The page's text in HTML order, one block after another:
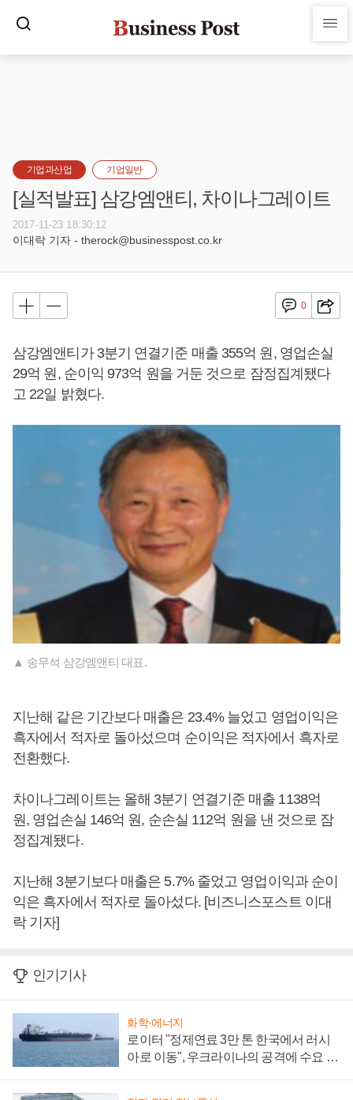
기업과산업 기업일반
[실적발표] 삼강엠앤티, 차이나그레이트
2017-11-23 18:30:12
이대락 기자 - therock@businesspost.co.kr
0
삼강엠앤티가 3분기 연결기준 매출 355억 원, 영업손실
29억 원, 순이익 973억 원을 거둔 것으로 잠정집계됐다
고 22일 밝혔다.
▲ 송무석 삼강엠앤티 대표.
지난해 같은 기간보다 매출은 23.4% 늘었고 영업이익은
흑자에서 적자로 돌아섰으며 순이익은 적자에서 흑자로
전환했다.
차이나그레이트는 올해 3분기 연결기준 매출 1138억
원, 영업손실 146억 원, 순손실 112억 원을 낸 것으로 잠
정집계됐다.
지난해 3분기보다 매출은 5.7% 줄었고 영업이익과 순이
익은 흑자에서 적자로 돌아섰다. [비즈니스포스트 이대
락 기자]
인기기사
화학·에너지
로이터 "정제연료 3만 톤 한국에서 러시
아로 이동", 우크라이나의 공격에 수요 늘